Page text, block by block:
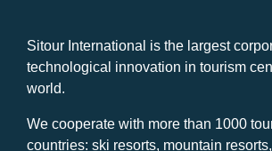
Sitour International is the largest
technological innovation in tourism
world.
We cooperate with more than 1000
countries: ski resorts, mountain